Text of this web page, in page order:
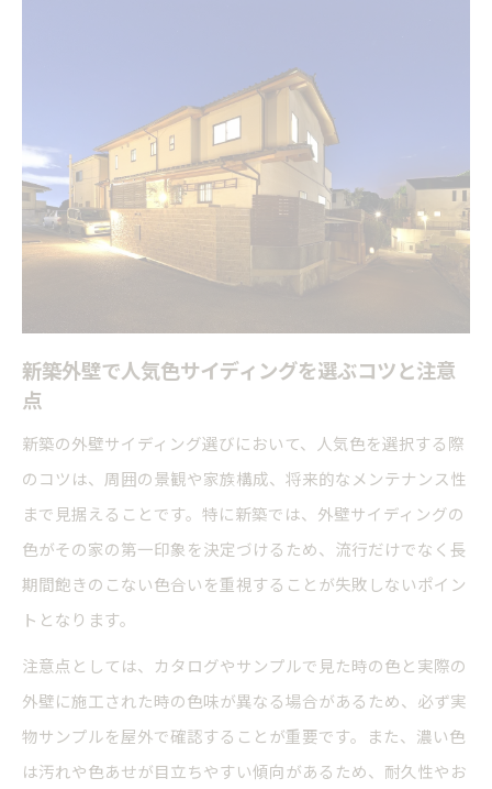
新築外壁で人気色サイディングを選ぶコツと注意
点
新築の外壁サイディング選びにおいて、人気色を選択する際
のコツは、周囲の景観や家族構成、将来的なメンテナンス性
まで見据えることです。特に新築では、外壁サイディングの
色がその家の第一印象を決定づけるため、流行だけでなく長
期間飽きのこない色合いを重視することが失敗しないポイン
トとなります。
注意点としては、カタログやサンプルで見た時の色と実際の
外壁に施工された時の色味が異なる場合があるため、必ず実
物サンプルを屋外で確認することが重要です。また、濃い色
は汚れや色あせが目立ちやすい傾向があるため、耐久性やお